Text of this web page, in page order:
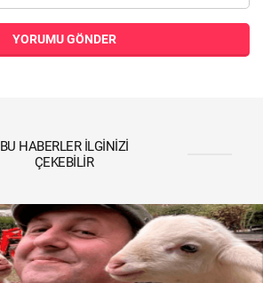
YORUMU GÖNDER
BU HABERLER İLGINIZI
ÇEKEBILIR